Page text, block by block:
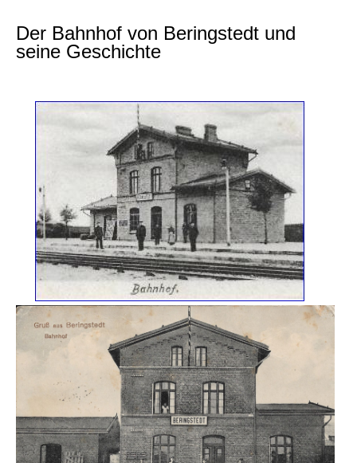
Der Bahnhof von Beringstedt und
seine Geschichte